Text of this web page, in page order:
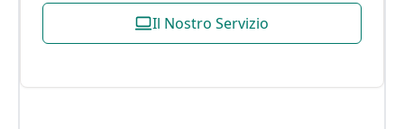
Il Nostro Servizio